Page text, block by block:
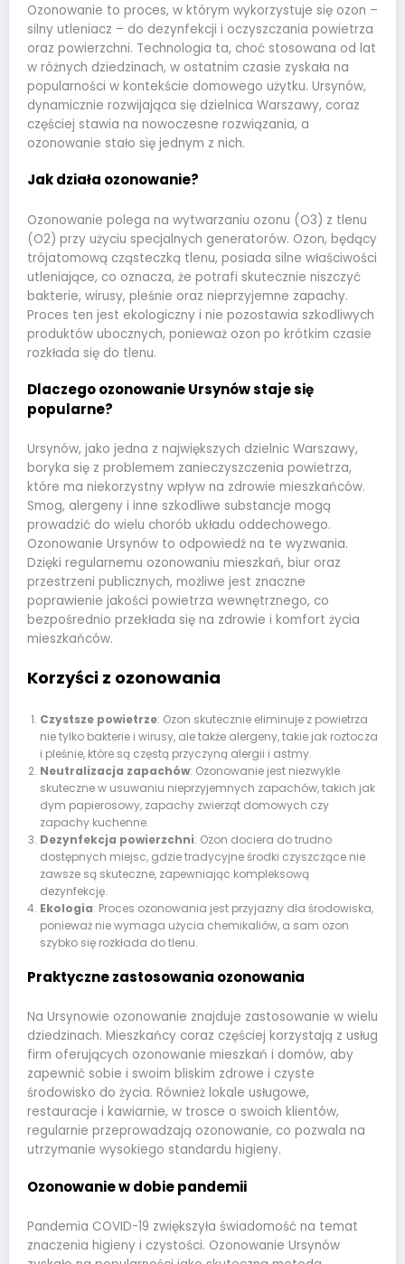
Ozonowanie to proces, w którym wykorzystuje się ozon –
silny utleniacz – do dezynfekcji i oczyszczania powietrza
oraz powierzchni. Technologia ta, choć stosowana od lat
w różnych dziedzinach, w ostatnim czasie zyskała na
popularności w kontekście domowego użytku. Ursynów,
dynamicznie rozwijająca się dzielnica Warszawy, coraz
częściej stawia na nowoczesne rozwiązania, a
ozonowanie stało się jednym z nich.
Jak działa ozonowanie?
Ozonowanie polega na wytwarzaniu ozonu (O3) z tlenu
(O2) przy użyciu specjalnych generatorów. Ozon, będący
trójatomową cząsteczką tlenu, posiada silne właściwości
utleniające, co oznacza, że potrafi skutecznie niszczyć
bakterie, wirusy, pleśnie oraz nieprzyjemne zapachy.
Proces ten jest ekologiczny i nie pozostawia szkodliwych
produktów ubocznych, ponieważ ozon po krótkim czasie
rozkłada się do tlenu.
Dlaczego ozonowanie Ursynów staje się
popularne?
Ursynów, jako jedna z największych dzielnic Warszawy,
boryka się z problemem zanieczyszczenia powietrza,
które ma niekorzystny wpływ na zdrowie mieszkańców.
Smog, alergeny i inne szkodliwe substancje mogą
prowadzić do wielu chorób układu oddechowego.
Ozonowanie Ursynów to odpowiedź na te wyzwania.
Dzięki regularnemu ozonowaniu mieszkań, biur oraz
przestrzeni publicznych, możliwe jest znaczne
poprawienie jakości powietrza wewnętrznego, co
bezpośrednio przekłada się na zdrowie i komfort życia
mieszkańców.
Korzyści z ozonowania
Czystsze powietrze: Ozon skutecznie eliminuje z powietrza
nie tylko bakterie i wirusy, ale także alergeny, takie jak roztocza
i pleśnie, które są częstą przyczyną alergii i astmy.
Neutralizacja zapachów: Ozonowanie jest niezwykle
skuteczne w usuwaniu nieprzyjemnych zapachów, takich jak
dym papierosowy, zapachy zwierząt domowych czy
zapachy kuchenne.
Dezynfekcja powierzchni: Ozon dociera do trudno
dostępnych miejsc, gdzie tradycyjne środki czyszczące nie
zawsze są skuteczne, zapewniając kompleksową
dezynfekcję.
Ekologia: Proces ozonowania jest przyjazny dla środowiska,
ponieważ nie wymaga użycia chemikaliów, a sam ozon
szybko się rozkłada do tlenu.
Praktyczne zastosowania ozonowania
Na Ursynowie ozonowanie znajduje zastosowanie w wielu
dziedzinach. Mieszkańcy coraz częściej korzystają z usług
firm oferujących ozonowanie mieszkań i domów, aby
zapewnić sobie i swoim bliskim zdrowe i czyste
środowisko do życia. Również lokale usługowe,
restauracje i kawiarnie, w trosce o swoich klientów,
regularnie przeprowadzają ozonowanie, co pozwala na
utrzymanie wysokiego standardu higieny.
Ozonowanie w dobie pandemii
Pandemia COVID-19 zwiększyła świadomość na temat
znaczenia higieny i czystości. Ozonowanie Ursynów